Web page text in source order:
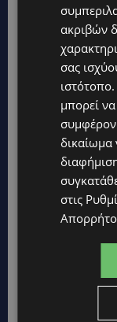
ακριβών
σας
μπορεί
συμφέρον
δικαίωμα
στις